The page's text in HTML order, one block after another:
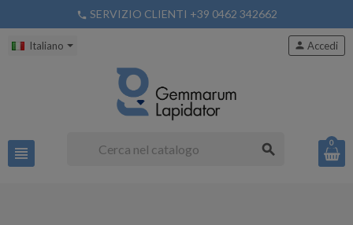
phone SERVIZIO CLIENTI +39 0462 342662
Italiano
view_headline search
person Accedi
0